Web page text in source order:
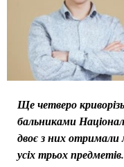
Ще четверо
бальниками
двоє з них отримали
усіх трьох предметів.